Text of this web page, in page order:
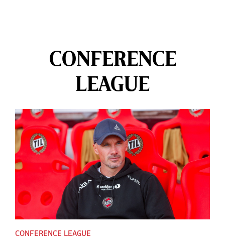
CONFERENCE
LEAGUE
CONFERENCE LEAGUE